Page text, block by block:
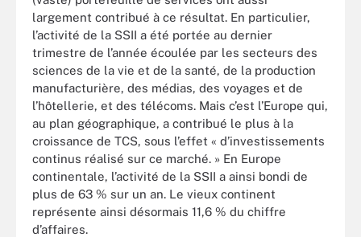
largement contribué à ce résultat. En particulier,
l’activité de la SSII a été portée au dernier
trimestre de l’année écoulée par les secteurs des
sciences de la vie et de la santé, de la production
manufacturière, des médias, des voyages et de
l’hôtellerie, et des télécoms. Mais c’est l’Europe qui,
au plan géographique, a contribué le plus à la
croissance de TCS, sous l’effet « d’investissements
continus réalisé sur ce marché. » En Europe
continentale, l’activité de la SSII a ainsi bondi de
plus de 63 % sur un an. Le vieux continent
représente ainsi désormais 11,6 % du chiffre
d’affaires.